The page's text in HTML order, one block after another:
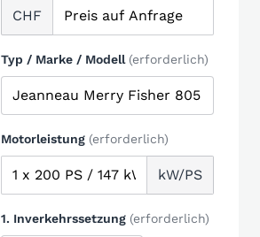
CHF
Typ / Marke / Modell (erforderlich)
Motorleistung (erforderlich)
kW/PS
1. Inverkehrssetzung (erforderlich)